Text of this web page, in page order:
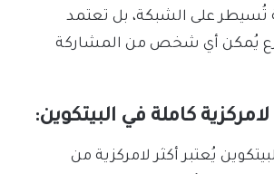
تُسيطر على الشبكة، بل تعتمد
يُمكن أي شخص من المشاركة
كاملة في البيتكوين:
يُعتبر أكثر لامركزية من